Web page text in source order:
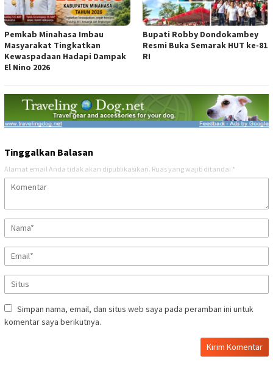
Pemkab Minahasa Imbau
Masyarakat Tingkatkan
Kewaspadaan Hadapi Dampak
El Nino 2026
Bupati Robby Dondokambey
Resmi Buka Semarak HUT ke-81
RI
Tinggalkan Balasan
Alamat email Anda tidak akan dipublikasikan. Ruas yang wajib ditandai *
Simpan nama, email, dan situs web saya pada peramban ini untuk
komentar saya berikutnya.